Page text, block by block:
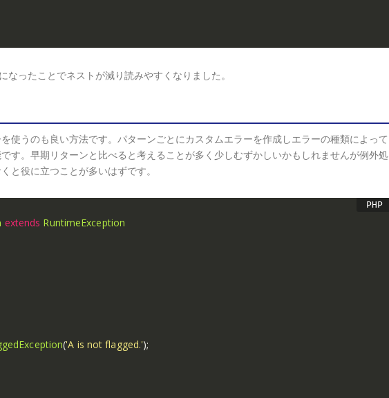
ったことでネストが減り読みやすくなりました。
使うのも良い方法です。パターンごとにカスタムエラーを作成しエラーの種類によって
す。早期リターンと比べると考えることが多く少しむずかしいかもしれませんが例外処
と役に立つことが多いはずです。
extends RuntimeException
('A is not flagged.');